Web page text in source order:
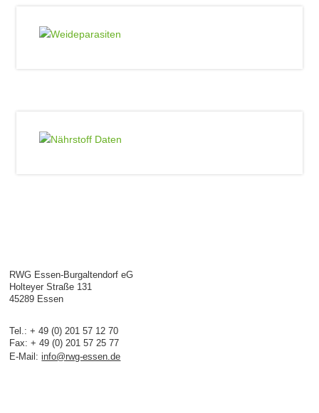
RWG Essen-Burgaltendorf eG
Holteyer Straße 131
45289 Essen
Tel.: + 49 (0) 201 57 12 70
Fax: + 49 (0) 201 57 25 77
E-Mail:info@rwg-essen.de